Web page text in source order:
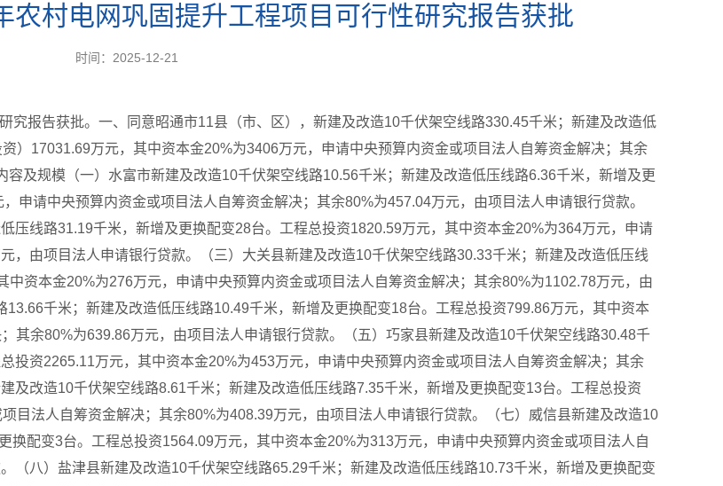
农村电网巩固提升工程项目可行性研究报告获批
时间：2025-12-21
究报告获批。一、同意昭通市11县（市、区），新建及改造10千伏架空线路330.45千米；新建及改造低
）17031.69万元，其中资本金20%为3406万元，申请中央预算内资金或项目法人自筹资金解决；其余
及规模（一）水富市新建及改造10千伏架空线路10.56千米；新建及改造低压线路6.36千米，新增及更
申请中央预算内资金或项目法人自筹资金解决；其余80%为457.04万元，由项目法人申请银行贷款。
压线路31.19千米，新增及更换配变28台。工程总投资1820.59万元，其中资本金20%为364万元，申请
，由项目法人申请银行贷款。（三）大关县新建及改造10千伏架空线路30.33千米；新建及改造低压线
资本金20%为276万元，申请中央预算内资金或项目法人自筹资金解决；其余80%为1102.78万元，由
千米；新建及改造低压线路10.49千米，新增及更换配变18台。工程总投资799.86万元，其中资本
其余80%为639.86万元，由项目法人申请银行贷款。（五）巧家县新建及改造10千伏架空线路30.48千
投资2265.11万元，其中资本金20%为453万元，申请中央预算内资金或项目法人自筹资金解决；其余
及改造10千伏架空线路8.61千米；新建及改造低压线路7.35千米，新增及更换配变13台。工程总投资
目法人自筹资金解决；其余80%为408.39万元，由项目法人申请银行贷款。（七）威信县新建及改造10
配变3台。工程总投资1564.09万元，其中资本金20%为313万元，申请中央预算内资金或项目法人自
（八）盐津县新建及改造10千伏架空线路65.29千米；新建及改造低压线路10.73千米，新增及更换配变